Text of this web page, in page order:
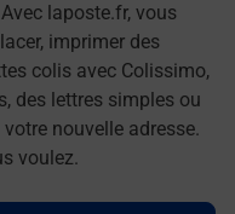
laposte.fr, vous
imprimer des
colis avec Colissimo,
des lettres simples ou
nouvelle adresse.
voulez.